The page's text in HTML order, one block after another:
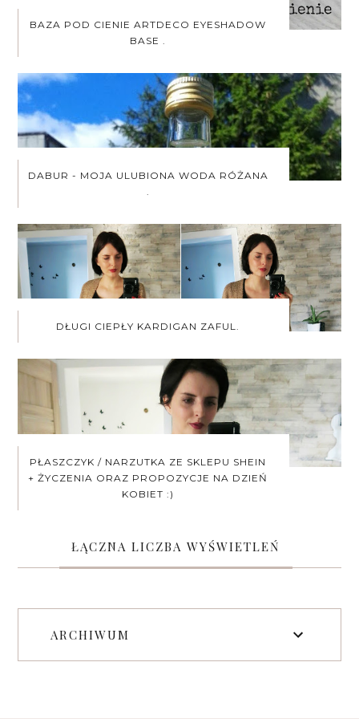
BAZA POD CIENIE ARTDECO EYESHADOW
BASE .
DABUR - MOJA ULUBIONA WODA RÓŻANA
.
DŁUGI CIEPŁY KARDIGAN ZAFUL.
PŁASZCZYK / NARZUTKA ZE SKLEPU SHEIN
+ ŻYCZENIA ORAZ PROPOZYCJE NA DZIEŃ
KOBIET :)
ŁĄCZNA LICZBA WYŚWIETLEŃ
ARCHIWUM